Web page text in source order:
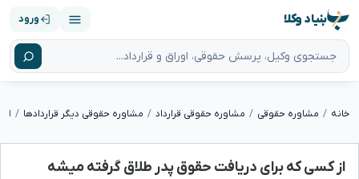
بنیاد وکلا ورود
خانه مشاوره حقوقی مشاوره حقوقی قرارداد مشاوره حقوقی دیگر قراردادها
از کسی که برای دریافت حقوق پدر طلاق گرفته میشه